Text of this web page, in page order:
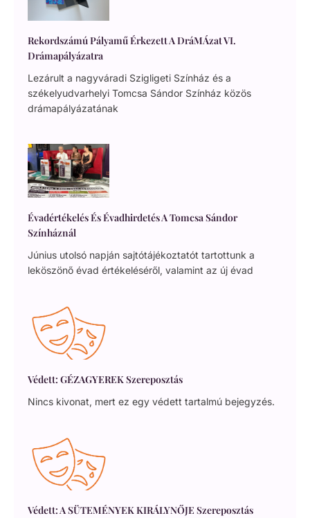
Rekordszámú Pályamű Érkezett A DráMÁzat VI.
Drámapályázatra
Lezárult a nagyváradi Szigligeti Színház és a
székelyudvarhelyi Tomcsa Sándor Színház közös
drámapályázatának
Évadértékelés És Évadhirdetés A Tomcsa Sándor
Színháznál
Június utolsó napján sajtótájékoztatót tartottunk a
leköszönő évad értékeléséről, valamint az új évad
Védett: GÉZAGYEREK Szereposztás
Nincs kivonat, mert ez egy védett tartalmú bejegyzés.
Védett: A SÜTEMÉNYEK KIRÁLYNŐJE Szereposztás